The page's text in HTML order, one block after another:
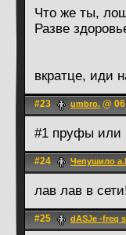
Что же ты,
Разве
вкратце, иди
#23 umbro. @
#1 пруфы или
#24 Чепушило
лав лав в
#25 dASJe -freq